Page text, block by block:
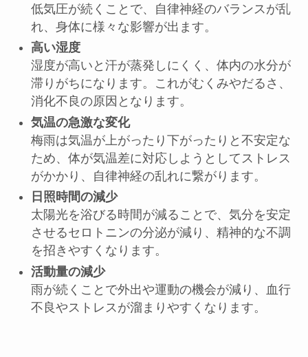
低気圧が続くことで、自律神経のバランスが乱
れ、身体に様々な影響が出ます。
高い湿度
湿度が高いと汗が蒸発しにくく、体内の水分が
滞りがちになります。これがむくみやだるさ、
消化不良の原因となります。
気温の急激な変化
梅雨は気温が上がったり下がったりと不安定な
ため、体が気温差に対応しようとしてストレス
がかかり、自律神経の乱れに繋がります。
日照時間の減少
太陽光を浴びる時間が減ることで、気分を安定
させるセロトニンの分泌が減り、精神的な不調
を招きやすくなります。
活動量の減少
雨が続くことで外出や運動の機会が減り、血行
不良やストレスが溜まりやすくなります。